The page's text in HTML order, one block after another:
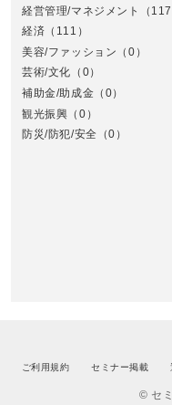
経営管理/マネジメント
（117
経済 （111）
美容/ファッション （0）
芸術/文化 （0）
補助金/助成金 （0）
観光振興 （0）
防災/防犯/安全
（0）
ご利用規約 セミナー掲載
© セ